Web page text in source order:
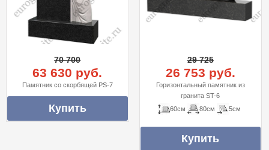
70 700
63 630 руб.
Памятник со скорбящей PS-7
29 725
26 753 руб.
Горизонтальный памятник из
гранита ST-6
60см
80см 5см